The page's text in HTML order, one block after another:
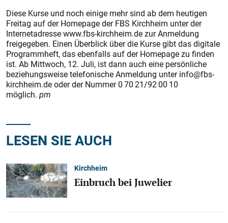
Diese Kurse und noch einige mehr sind ab dem heutigen
Freitag auf der Homepage der FBS Kirchheim unter der
Internetadresse www.fbs-kirchheim.de zur Anmeldung
freigegeben. Einen Überblick über die Kurse gibt das digitale
Programmheft, das ebenfalls auf der Homepage zu finden
ist. Ab Mittwoch, 12. Juli, ist dann auch eine persönliche
beziehungsweise telefonische Anmeldung unter info@fbs-
kirchheim.de oder der Nummer 0 70 21/92 00 10
möglich. pm
LESEN SIE AUCH
Kirchheim
Einbruch bei Juwelier